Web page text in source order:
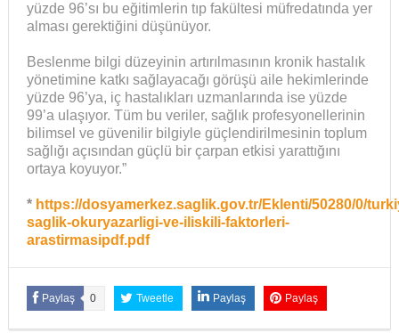
yüzde 96’sı bu eğitimlerin tıp fakültesi müfredatında yer
alması gerektiğini düşünüyor.
Beslenme bilgi düzeyinin artırılmasının kronik hastalık
yönetimine katkı sağlayacağı görüşü aile hekimlerinde
yüzde 96’ya, iç hastalıkları uzmanlarında ise yüzde
99’a ulaşıyor. Tüm bu veriler, sağlık profesyonellerinin
bilimsel ve güvenilir bilgiyle güçlendirilmesinin toplum
sağlığı açısından güçlü bir çarpan etkisi yarattığını
ortaya koyuyor.”
* https://dosyamerkez.saglik.gov.tr/Eklenti/50280/0/
saglik-okuryazarligi-ve-iliskili-faktorleri-
arastirmasipdf.pdf
Paylaş 0 Tweetle Paylaş Paylaş